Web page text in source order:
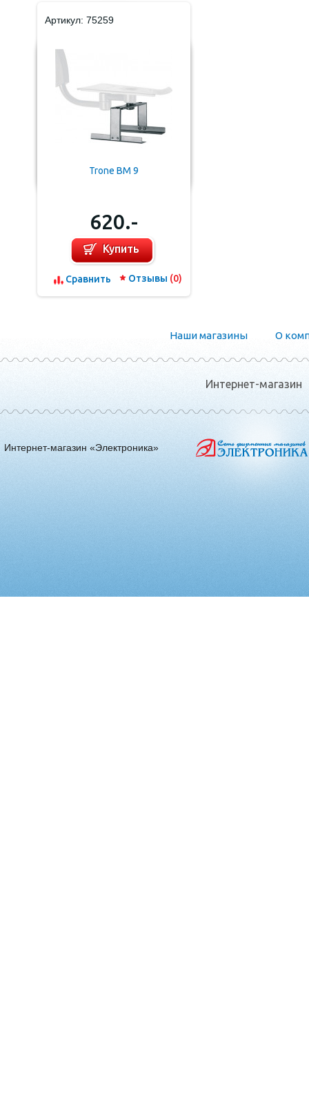
Артикул: 75259
Trone ВМ 9
620.-
Купить
Сравнить Отзывы (0)
Наши магазины О
Интернет-магазин
Интернет-магазин «Электроника»